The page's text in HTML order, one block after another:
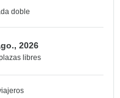
doble
2026
libres